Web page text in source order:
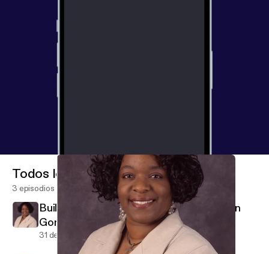
Todos los episodios
3 episodios
Building You w/Coach Dana: Organization
Gone Wild
31 de ene de 2017